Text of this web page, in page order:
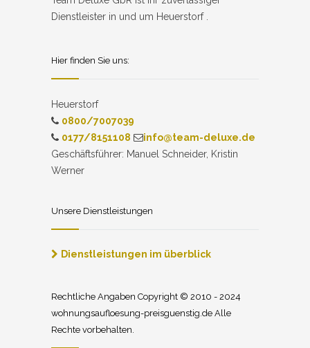
Dienstleister in und um Heuerstorf .
Hier finden Sie uns:
Heuerstorf
0800/7007039
0177/8151108
info@team-deluxe.de
Geschäftsführer: Manuel Schneider, Kristin
Werner
Unsere Dienstleistungen
Dienstleistungen im überblick
Rechtliche Angaben Copyright © 2010 - 2024
wohnungsaufloesung-preisguenstig.de Alle
Rechte vorbehalten.